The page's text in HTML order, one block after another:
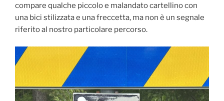
compare qualche piccolo e malandato cartellino con
una bici stilizzata e una freccetta, ma non è un segnale
riferito al nostro particolare percorso.